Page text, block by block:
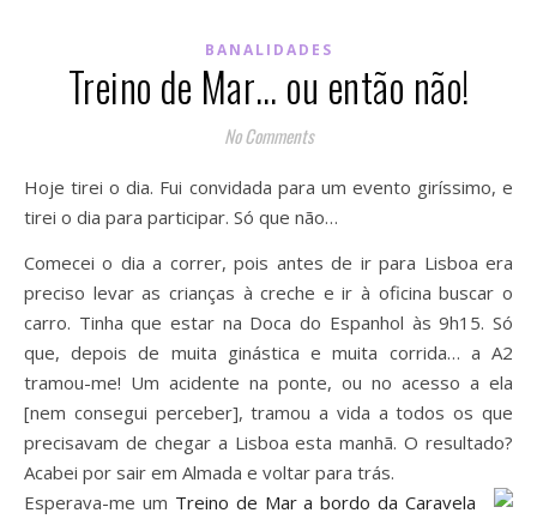
BANALIDADES
Treino de Mar… ou então não!
No Comments
Hoje tirei o dia. Fui convidada para um evento giríssimo, e
tirei o dia para participar. Só que não…
Comecei o dia a correr, pois antes de ir para Lisboa era
preciso levar as crianças à creche e ir à oficina buscar o
carro. Tinha que estar na Doca do Espanhol às 9h15. Só
que, depois de muita ginástica e muita corrida… a A2
tramou-me! Um acidente na ponte, ou no acesso a ela
[nem consegui perceber], tramou a vida a todos os que
precisavam de chegar a Lisboa esta manhã. O resultado?
Acabei por sair em Almada e voltar para trás.
Esperava-me um Treino de Mar a bordo da Caravela